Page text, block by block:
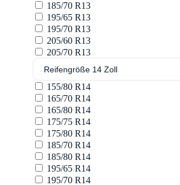
185/70 R13
195/65 R13
195/70 R13
205/60 R13
205/70 R13
Reifengröße 14 Zoll
155/80 R14
165/70 R14
165/80 R14
175/75 R14
175/80 R14
185/70 R14
185/80 R14
195/65 R14
195/70 R14